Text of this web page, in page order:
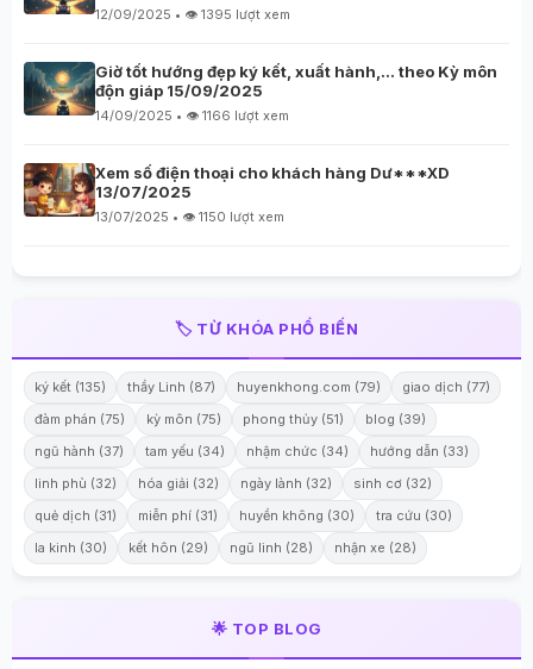
12/09/2025 • 👁️ 1395 lượt xem
Giờ tốt hướng đẹp ký kết, xuất hành,… theo Kỳ môn
độn giáp 15/09/2025
14/09/2025 • 👁️ 1166 lượt xem
Xem số điện thoại cho khách hàng Dư***XD
13/07/2025
13/07/2025 • 👁️ 1150 lượt xem
🏷️ TỪ KHÓA PHỔ BIẾN
ký kết (135) thầy Linh (87) huyenkhong.com (79)
giao dịch (77)
đàm phán (75)
kỳ môn (75) phong thủy (51)
blog (39)
ngũ hành (37)
tam yếu (34) nhậm chức (34)
hướng dẫn (33)
linh phù (32)
hóa giải (32) ngày lành (32)
sinh cơ (32)
quẻ dịch (31)
miễn phí (31) huyền không (30)
tra cứu (30)
la kinh (30)
kết hôn (29) ngũ linh (28) nhận xe (28)
🌟 TOP BLOG